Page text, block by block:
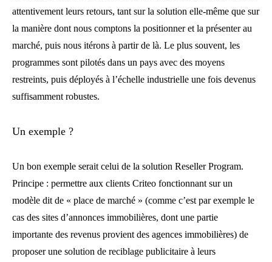
attentivement leurs retours, tant sur la solution elle-même que sur
la manière dont nous comptons la positionner et la présenter au
marché, puis nous itérons à partir de là. Le plus souvent, les
programmes sont pilotés dans un pays avec des moyens
restreints, puis déployés à l’échelle industrielle une fois devenus
suffisamment robustes.
Un exemple ?
Un bon exemple serait celui de la solution Reseller Program.
Principe : permettre aux clients Criteo fonctionnant sur un
modèle dit de « place de marché » (comme c’est par exemple le
cas des sites d’annonces immobilières, dont une partie
importante des revenus provient des agences immobilières) de
proposer une solution de reciblage publicitaire à leurs